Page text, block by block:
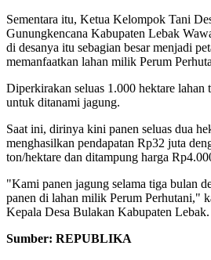
Sementara itu, Ketua Kelompok Tani
Gunungkencana Kabupaten Lebak
di desanya itu sebagian besar menjadi
memanfaatkan lahan milik Perum
Diperkirakan seluas 1.000 hektare lahan
untuk ditanami jagung.
Saat ini, dirinya kini panen seluas dua
menghasilkan pendapatan Rp32 juta
ton/hektare dan ditampung harga
"Kami panen jagung selama tiga bulan
panen di lahan milik Perum Perhutani,"
Kepala Desa Bulakan Kabupaten Lebak.
Sumber: REPUBLIKA